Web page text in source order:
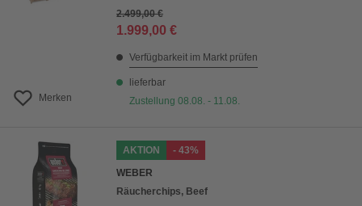
Merken
2.499,00 €
1.999,00 €
Verfügbarkeit im Markt prüfen
lieferbar
Zustellung 08.08. - 11.08.
AKTION
- 43%
WEBER
Räucherchips, Beef